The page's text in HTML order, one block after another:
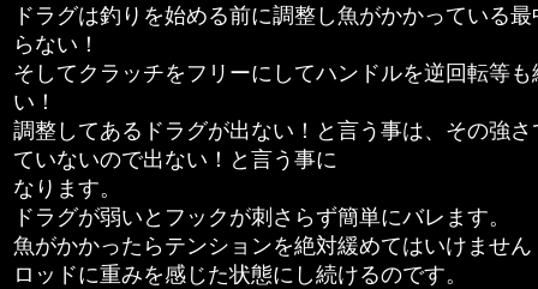
ドラグは釣りを始める前に調整し魚がかかっている
らない！
そしてクラッチをフリーにしてハンドルを逆回転等
い！
調整してあるドラグが出ない！と言う事は、その強
ていないので出ない！と言う事に
なります。
ドラグが弱いとフックが刺さらず簡単にバレます。
魚がかかったらテンションを絶対緩めてはいけません
ロッドに重みを感じた状態にし続けるのです。